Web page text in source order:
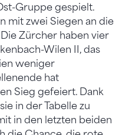
Gruppe gespielt.
mit zwei Siegen an die
Zürcher haben vier
Wilen II, das
weniger
hat
Sieg gefeiert. Dank
in der Tabelle zu
in den letzten beiden